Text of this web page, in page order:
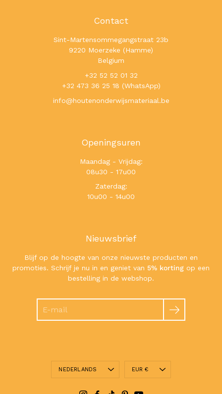
Contact
Sint-Martensommegangstraat 23b
9220 Moerzeke (Hamme)
Belgium
+32 52 52 01 32
+32 473 36 25 18 (WhatsApp)
info@houtenonderwijsmateriaal.be
Openingsuren
Maandag - Vrijdag:
08u30 - 17u00
Zaterdag:
10u00 - 14u00
Nieuwsbrief
Blijf op de hoogte van onze nieuwste producten en
promoties. Schrijf je nu in en geniet van 5% korting op een
bestelling in de webshop.
Taal
NEDERLANDS Valuta
EUR €